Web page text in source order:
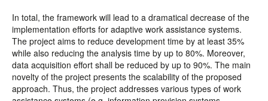
In total, the framework will lead to a dramatical decrease of the
implementation efforts for adaptive work assistance systems.
The project aims to reduce development time by at least 35%
while also reducing the analysis time by up to 80%. Moreover,
data acquisition effort shall be reduced by up to 90%. The main
novelty of the project presents the scalability of the proposed
approach. Thus, the project addresses various types of work